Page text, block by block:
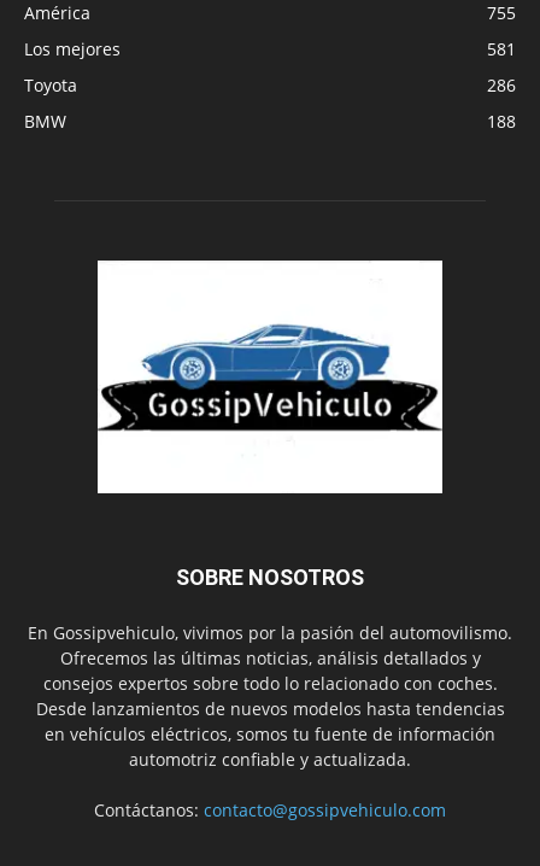
América
755
Los mejores
581
Toyota
286
BMW
188
SOBRE NOSOTROS
En Gossipvehiculo, vivimos por la pasión del automovilismo.
Ofrecemos las últimas noticias, análisis detallados y
consejos expertos sobre todo lo relacionado con coches.
Desde lanzamientos de nuevos modelos hasta tendencias
en vehículos eléctricos, somos tu fuente de información
automotriz confiable y actualizada.
Contáctanos: contacto@gossipvehiculo.com